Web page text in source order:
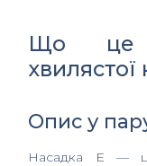
Що це
хвилястої
Опис у
Насадка E —